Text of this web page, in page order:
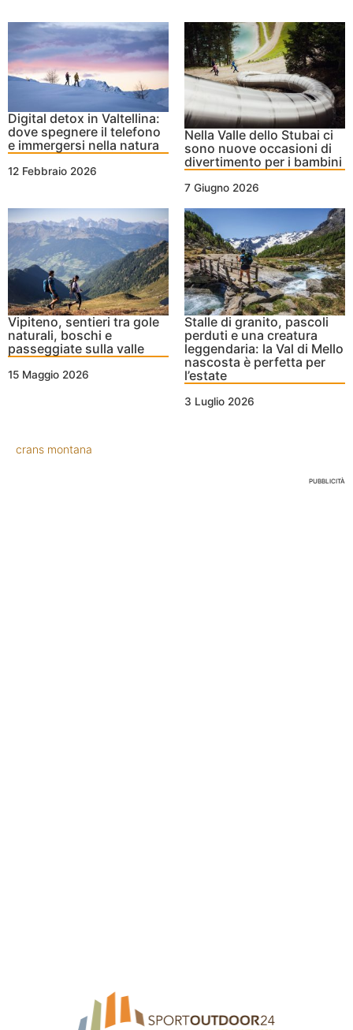
Digital detox in Valtellina:
dove spegnere il telefono
e immergersi nella natura
12 Febbraio 2026
Nella Valle dello Stubai ci
sono nuove occasioni di
divertimento per i bambini
7 Giugno 2026
Vipiteno, sentieri tra gole
naturali, boschi e
passeggiate sulla valle
15 Maggio 2026
Stalle di granito, pascoli
perduti e una creatura
leggendaria: la Val di Mello
nascosta è perfetta per
l’estate
3 Luglio 2026
crans montana
PUBBLICITÀ